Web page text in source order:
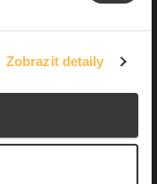
Zobrazit detaily